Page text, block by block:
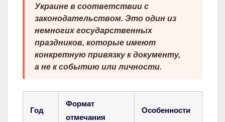
Украине в соответствии с
законодательством. Это один из
немногих государственных
праздников, которые имеют
конкретную привязку к документу,
а не к событию или личности.
Год
Формат
отмечания
Особенности